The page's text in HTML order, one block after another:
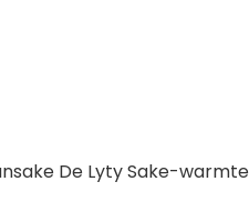
De Lyty Sake-